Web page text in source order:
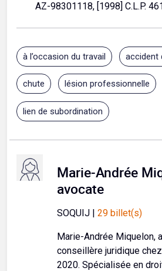
AZ-98301118, [1998] C.L.P.
à l’occasion du travail accident
chute lésion professionnelle
lien de subordination
Marie-Andrée
avocate
SOQUIJ |29 billet(s)
Marie-Andrée Miquelon,
conseillère juridique
2020. Spécialisée en